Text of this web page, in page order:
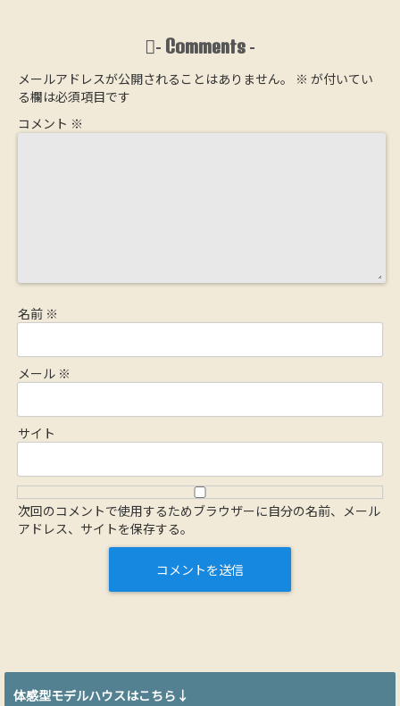
- Comments -
メールアドレスが公開されることはありません。 ※ が付いてい
る欄は必須項目です
コメント ※
名前 ※
メール ※
サイト
次回のコメントで使用するためブラウザーに自分の名前、メール
アドレス、サイトを保存する。
体感型モデルハウスはこちら↓